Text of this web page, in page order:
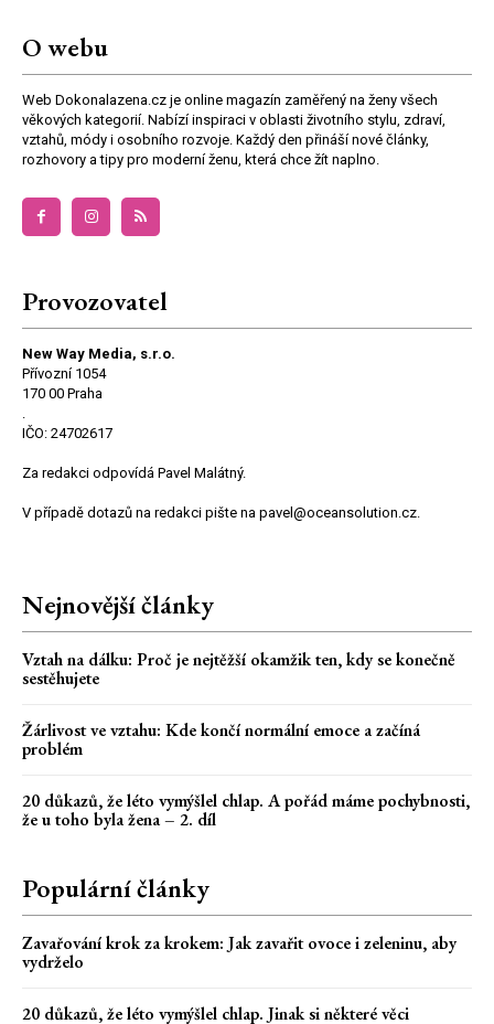
O webu
Web Dokonalazena.cz je online magazín zaměřený na ženy všech
věkových kategorií. Nabízí inspiraci v oblasti životního stylu, zdraví,
vztahů, módy i osobního rozvoje. Každý den přináší nové články,
rozhovory a tipy pro moderní ženu, která chce žít naplno.
Provozovatel
New Way Media, s.r.o.
Přívozní 1054
170 00 Praha
.
IČO: 24702617
Za redakci odpovídá Pavel Malátný.
V případě dotazů na redakci pište na pavel@oceansolution.cz.
Nejnovější články
Vztah na dálku: Proč je nejtěžší okamžik ten, kdy se konečně
sestěhujete
Žárlivost ve vztahu: Kde končí normální emoce a začíná
problém
20 důkazů, že léto vymýšlel chlap. A pořád máme pochybnosti,
že u toho byla žena – 2. díl
Populární články
Zavařování krok za krokem: Jak zavařit ovoce i zeleninu, aby
vydrželo
20 důkazů, že léto vymýšlel chlap. Jinak si některé věci